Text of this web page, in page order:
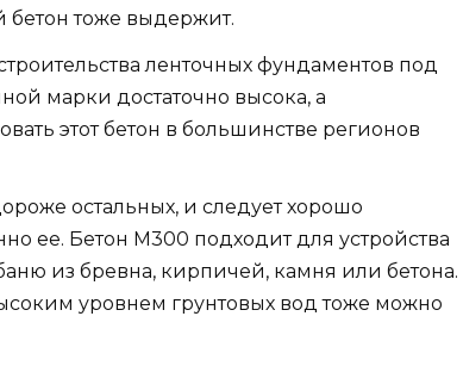
бетон тоже выдержит.
ленточных фундаментов под
марки достаточно высока, а
этот бетон в большинстве регионов
остальных, и следует хорошо
ее. Бетон М300 подходит для устройства
из бревна, кирпичей, камня или бетона.
уровнем грунтовых вод тоже можно